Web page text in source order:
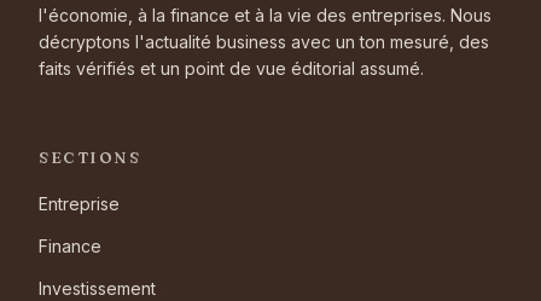
l'économie, à la finance et à la vie des entreprises. Nous
décryptons l'actualité business avec un ton mesuré, des
faits vérifiés et un point de vue éditorial assumé.
SECTIONS
Entreprise
Finance
Investissement